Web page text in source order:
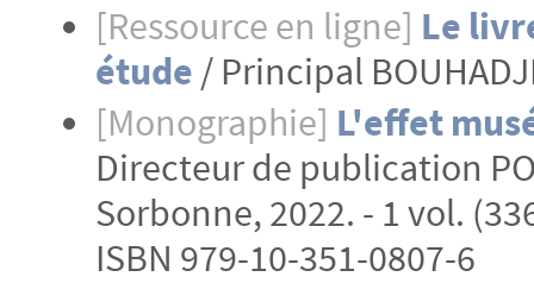
[Ressource en ligne] Le
étude / Principal
[Monographie] L'effet
Directeur de publication
Sorbonne, 2022. - 1 vol.
ISBN 979-10-351-0807-6